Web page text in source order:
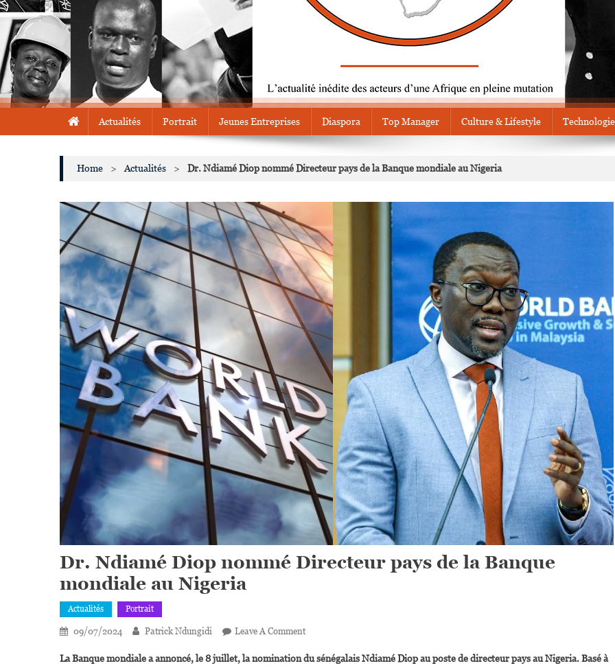
Actualités Portrait Jeunes Entreprises Diaspora Top Manager Culture & Lifestyle
Home > Actualités > Dr. Ndiamé Diop nommé Directeur pays de la Banque mondiale au Nigeria
Dr. Ndiamé Diop nommé Directeur pays de la Banque
mondiale au Nigeria
Actualités Portrait
09/07/2024 Patrick Ndungidi Leave A CommentOn
Ndiamé
La Banque mondiale a annoncé, le 8 juillet, la nomination du sénégalais Ndiamé Diop au poste de directeur pays au Nigeria. Basé à